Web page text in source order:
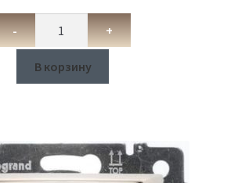
- +
В корзину